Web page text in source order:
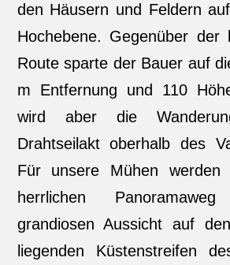
den Häusern und Feldern
Hochebene. Gegenüber der
Route sparte der Bauer auf
m Entfernung und 110
wird aber die
Drahtseilakt oberhalb des
Für unsere Mühen
herrlichen
grandiosen Aussicht auf
liegenden Küstenstreifen